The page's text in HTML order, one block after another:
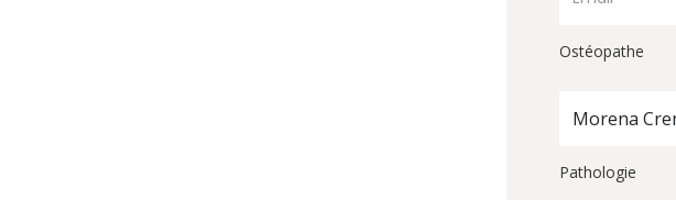
Ostéopathe
Morena
Pathologie